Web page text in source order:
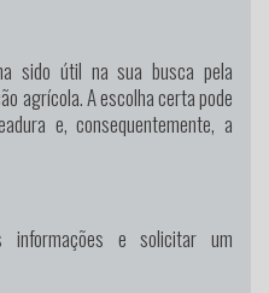
sido útil na sua busca pela
agrícola. A escolha certa pode
e, consequentemente, a
informações e solicitar um